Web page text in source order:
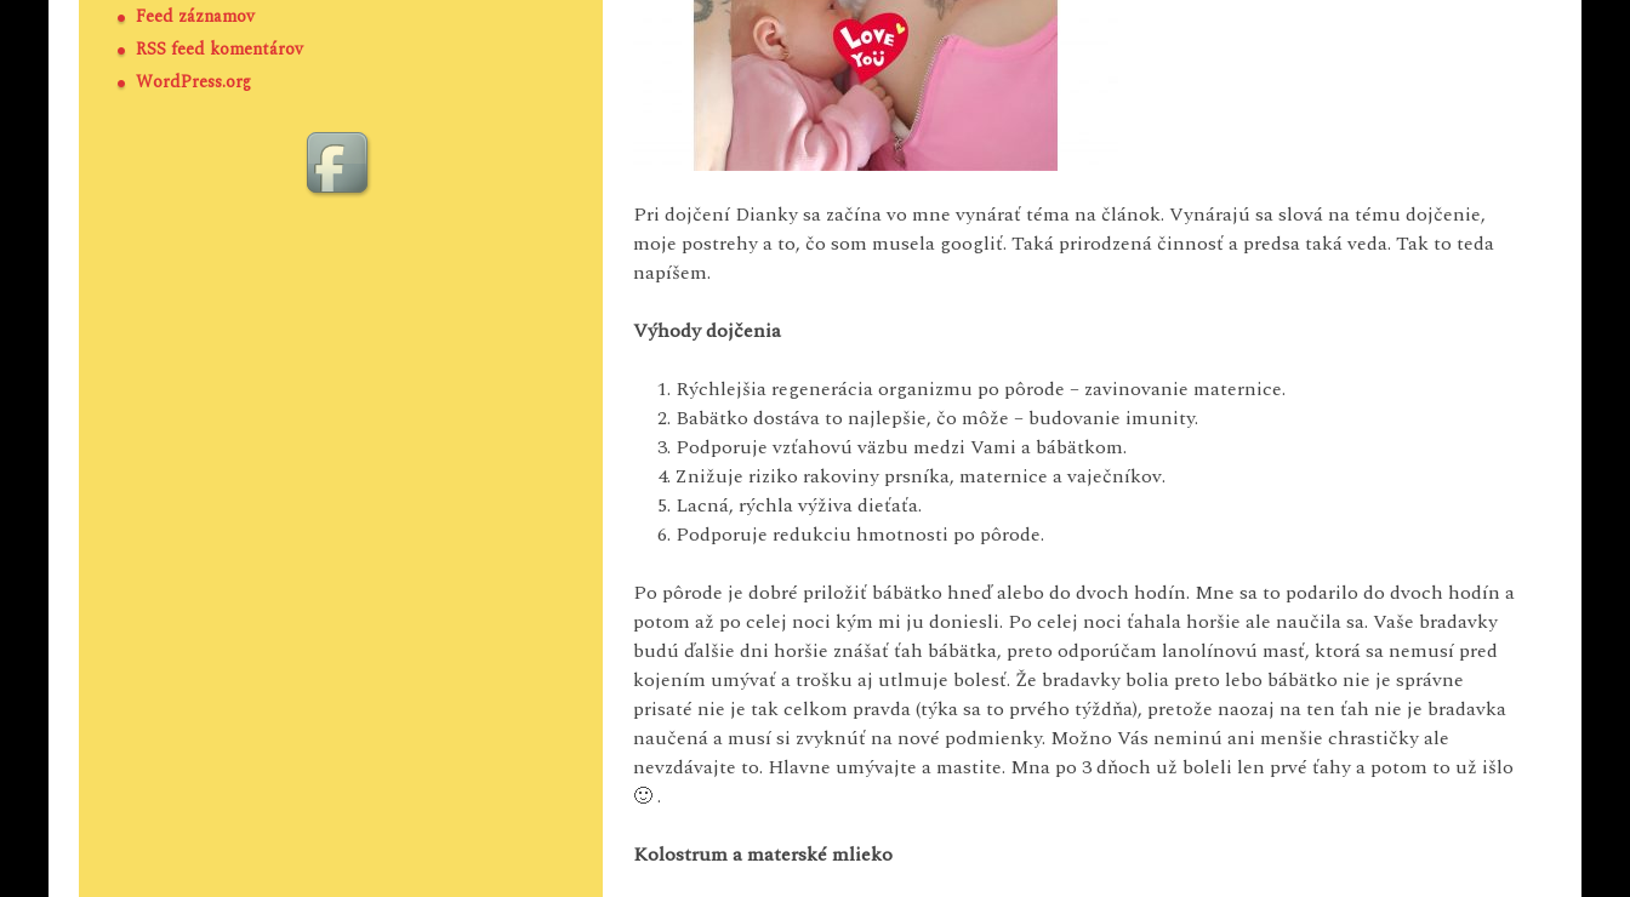
Pri dojčení Dianky sa začína vo mne vynárať téma na článok. Vynárajú sa slová na tému dojčenie,
moje postrehy a to, čo som musela googliť. Taká prirodzená činnosť a predsa taká veda. Tak to teda
napíšem.
Výhody dojčenia
Rýchlejšia regenerácia organizmu po pôrode – zavinovanie maternice.
Babätko dostáva to najlepšie, čo môže – budovanie imunity.
Podporuje vzťahovú väzbu medzi Vami a bábätkom.
Znižuje riziko rakoviny prsníka, maternice a vaječníkov.
Lacná, rýchla výživa dieťaťa.
Podporuje redukciu hmotnosti po pôrode.
Po pôrode je dobré priložiť bábätko hneď alebo do dvoch hodín. Mne sa to podarilo do dvoch hodín a
potom až po celej noci kým mi ju doniesli. Po celej noci ťahala horšie ale naučila sa. Vaše bradavky
budú ďalšie dni horšie znášať ťah bábätka, preto odporúčam lanolínovú masť, ktorá sa nemusí pred
kojením umývať a trošku aj utlmuje bolesť. Že bradavky bolia preto lebo bábätko nie je správne
prisaté nie je tak celkom pravda (týka sa to prvého týždňa), pretože naozaj na ten ťah nie je bradavka
naučená a musí si zvyknúť na nové podmienky. Možno Vás neminú ani menšie chrastičky ale
nevzdávajte to. Hlavne umývajte a mastite. Mna po 3 dňoch už boleli len prvé ťahy a potom to už išlo
🙂 .
Kolostruma materské mlieko
Feed záznamov
RSS feed komentárov
WordPress.org